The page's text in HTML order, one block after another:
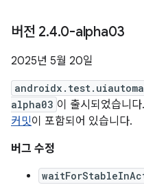
버전 2.4.0-alpha03
2025년 5월 20일
alpha03 이 출시되었습니
커밋이 포함되어 있습니다.
버그 수정